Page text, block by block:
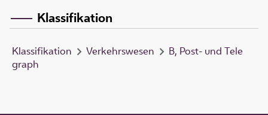
Klassifikation
Klassifikation Verkehrswesen
B, Post- und Tele
graph